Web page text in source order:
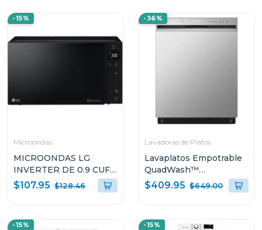
-15%
Microondas
MICROONDAS LG
INVERTER DE 0.9 CUFT
NEOCHEF MS0936GIS
$107.95 $128.46
-36%
Lavadoras de Platos
Lavaplatos Empotrable
QuadWash™
LDFN3432T
$409.95 $649.00
-15% -15%